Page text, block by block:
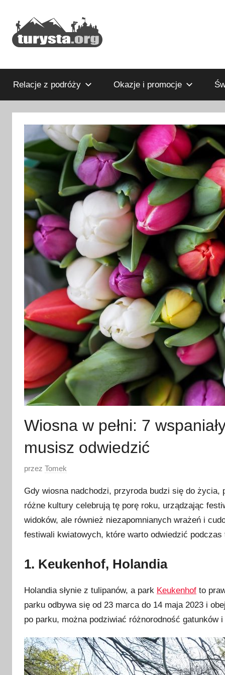
treści
Turysta.org
blog
podróżniczy
turystyczny
Relacje z podróży Okazje i promocje
Wiosna w pełni: 7
musisz odwiedzić
O
u
b
l
i
o
a
o
2
4
m
a
przez Tomek
Gdy wiosna nadchodzi, przyroda budzi się do życia,
różne kultury celebrują tę porę roku, urządzając
widoków, ale również niezapomnianych wrażeń i
festiwali kwiatowych, które warto odwiedzić podczas
1. Keukenhof, Holandia
Holandia słynie z tulipanów, a park Keukenhof to
parku odbywa się od 23 marca do 14 maja 2023 i
po parku, można podziwiać różnorodność gatunków